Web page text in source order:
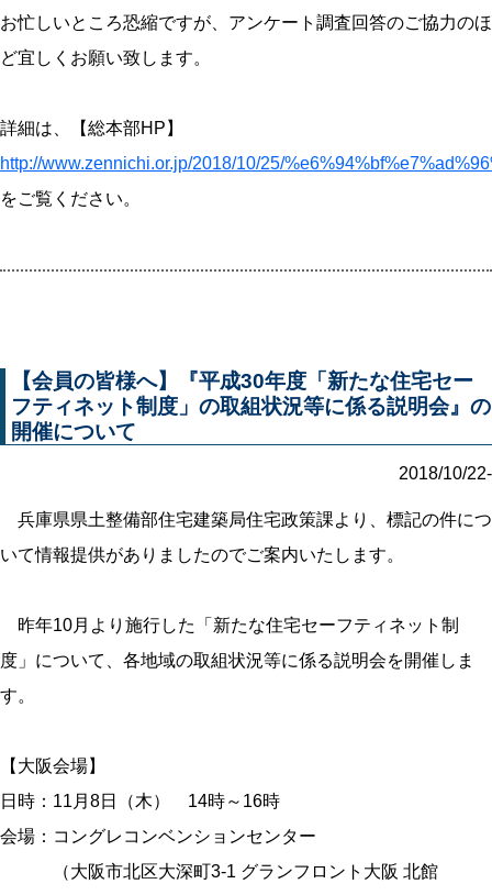
お忙しいところ恐縮ですが、アンケート調査回答のご協力のほ
ど宜しくお願い致します。
詳細は、【総本部HP】
http://www.zennichi.or.jp/2018/10/25/
をご覧ください。
【会員の皆様へ】『平成30年度「新たな住宅セー
フティネット制度」の取組状況等に係る説明会』の
開催について
2018/10/22-
兵庫県県土整備部住宅建築局住宅政策課より、標記の件につ
いて情報提供がありましたのでご案内いたします。
昨年10月より施行した「新たな住宅セーフティネット制
度」について、各地域の取組状況等に係る説明会を開催しま
す。
【大阪会場】
日時：11月8日（木） 14時～16時
会場：コングレコンベンションセンター
（大阪市北区大深町3-1 グランフロント大阪 北館